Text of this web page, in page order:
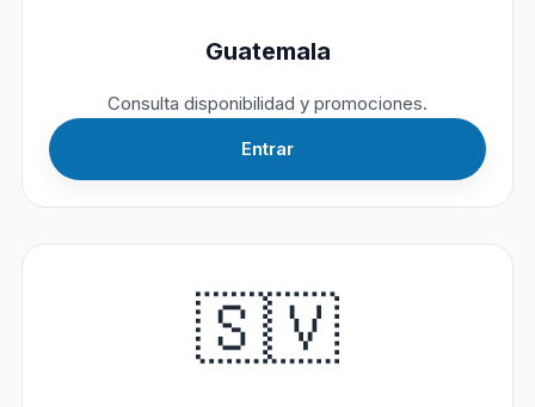
Guatemala
Consulta disponibilidad y promociones.
Entrar
🇸🇻